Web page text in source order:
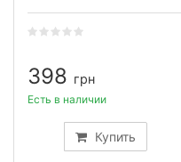
398 грн
Купить
Есть в наличии